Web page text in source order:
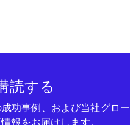
読する
功事例、および当社グロー
報をお届けします。